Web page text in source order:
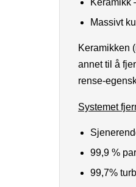
Keramikk
Massivt
Keramikken
annet til å
rense-
Systemet
99,9 %
99,7%